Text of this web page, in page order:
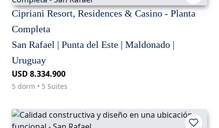
Cipriani Resort, Residences & Casino - Planta
Completa
San Rafael | Punta del Este | Maldonado |
Uruguay
USD 8.334.900
5 dorm • 5 Suites